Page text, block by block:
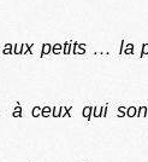
petits … la
ceux qui